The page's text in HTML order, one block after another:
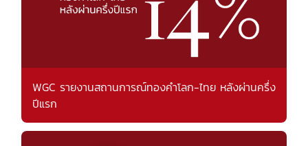
WGC รายงานสถานการณ์ทองคำโลก-ไทย หลังผ่านครึ่ง
ปีแรก